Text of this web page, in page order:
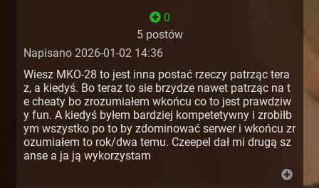
0
5 postów
Napisano 2026-01-02 14:36
Wiesz MKO-28 to jest inna postać rzeczy patrząc tera
z, a kiedyś. Bo teraz to sie brzydze nawet patrząc na t
e cheaty bo zrozumiałem wkońcu co to jest prawdziw
y fun. A kiedyś byłem bardziej kompetetywny i zrobiłb
ym wszystko po to by zdominować serwer i wkońcu zr
ozumiałem to rok/dwa temu. Czeepel dał mi drugą sz
anse a ja ją wykorzystam